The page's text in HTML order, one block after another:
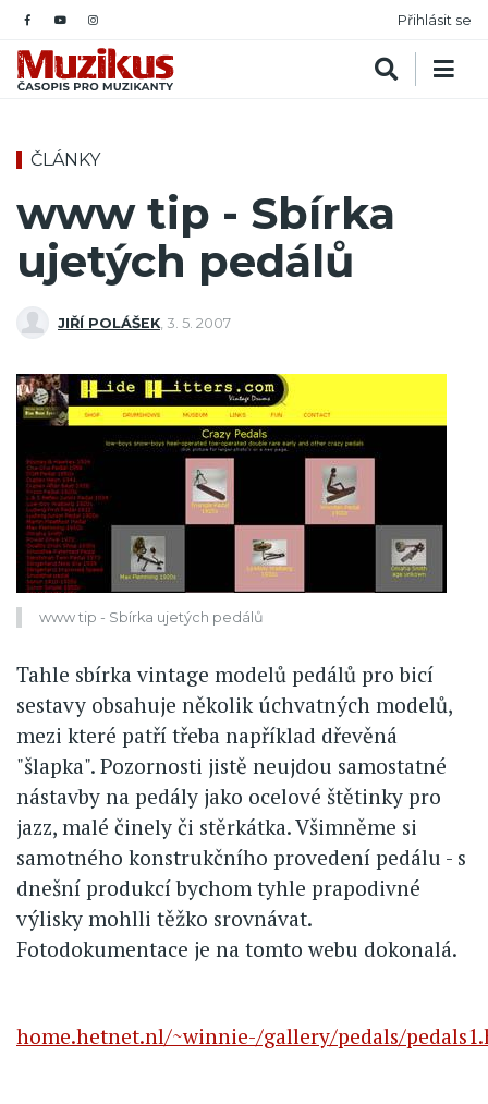
Přihlásit se
ČLÁNKY
www tip - Sbírka
ujetých pedálů
JIŘÍ POLÁŠEK 3. 5. 2007
www tip - Sbírka ujetých pedálů
Tahle sbírka vintage modelů pedálů pro bicí
sestavy obsahuje několik úchvatných modelů,
mezi které patří třeba například dřevěná
"šlapka". Pozornosti jistě neujdou samostatné
nástavby na pedály jako ocelové štětinky pro
jazz, malé činely či stěrkátka. Všimněme si
samotného konstrukčního provedení pedálu - s
dnešní produkcí bychom tyhle prapodivné
výlisky mohlli těžko srovnávat.
Fotodokumentace je na tomto webu dokonalá.
home.hetnet.nl/~winnie-/gallery/pedals/